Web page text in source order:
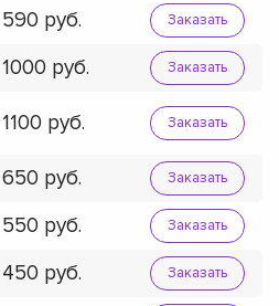
590 Заказать
1000 Заказать
1100 Заказать
650 Заказать
550 Заказать
450 Заказать